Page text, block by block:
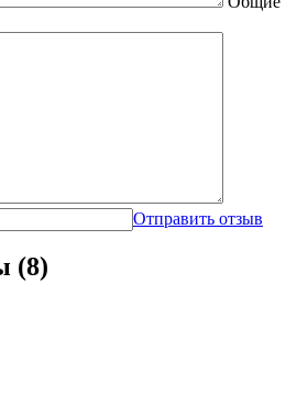
Отправить отзыв
(8)